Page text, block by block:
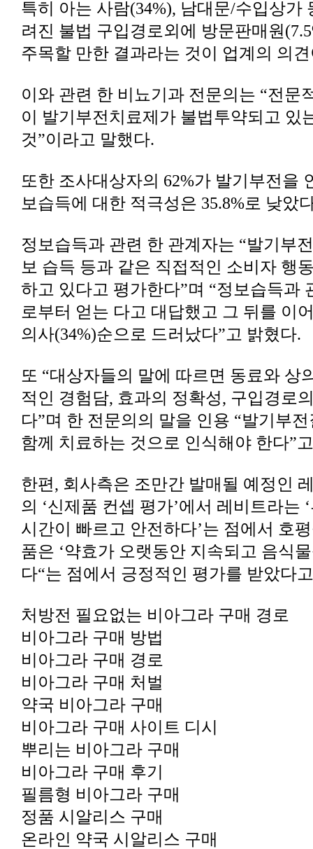
주목할 만한 결과라는 것이 업계의 의
것”이라고 말했다.
보습득에 대한 적극성은 35.8%로 낮았
의사(34%)순으로 드러났다”고 밝혔다.
함께 치료하는 것으로 인식해야 한다”
다“는 점에서 긍정적인 평가를 받았다
처방전 필요없는 비아그라 구매 경로
비아그라 구매 방법
비아그라 구매 경로
비아그라 구매 처벌
약국 비아그라 구매
비아그라 구매 사이트 디시
뿌리는 비아그라 구매
비아그라 구매 후기
필름형 비아그라 구매
정품 시알리스 구매
온라인 약국 시알리스 구매